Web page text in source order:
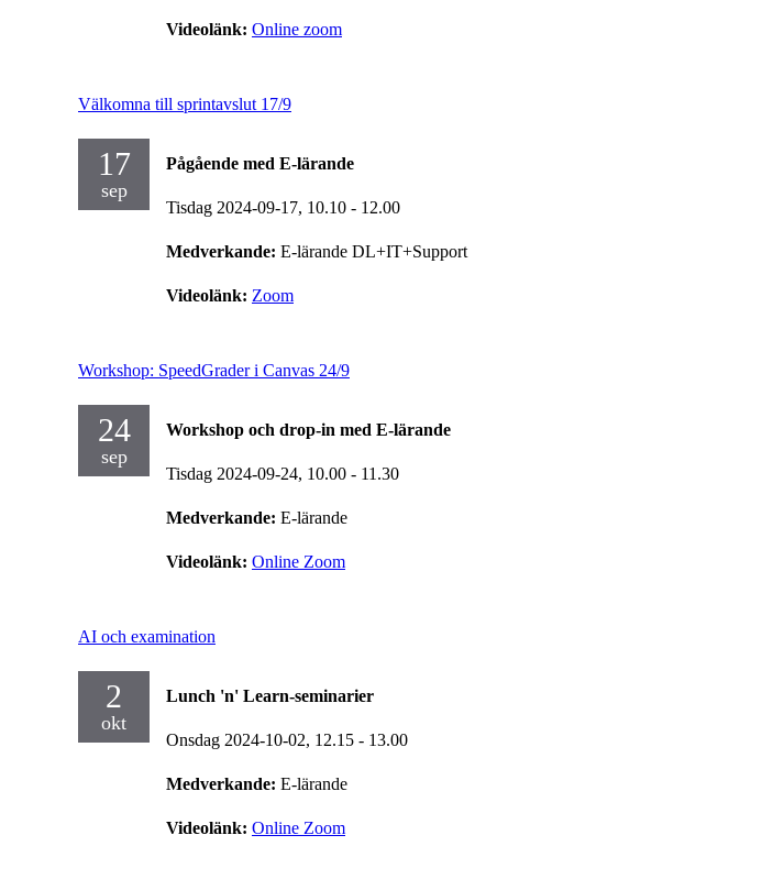
Videolänk: Online zoom
Välkomna till sprintavslut 17/9
17
sep
Pågående med E-lärande
Tisdag 2024-09-17, 10.10 - 12.00
Medverkande: E-lärande DL+IT+Support
Videolänk: Zoom
Workshop: SpeedGrader i Canvas 24/9
24
sep
Workshop och drop-in med E-lärande
Tisdag 2024-09-24, 10.00 - 11.30
Medverkande: E-lärande
Videolänk: Online Zoom
AI och examination
2
okt
Lunch 'n' Learn-seminarier
Onsdag 2024-10-02, 12.15 - 13.00
Medverkande: E-lärande
Videolänk: Online Zoom